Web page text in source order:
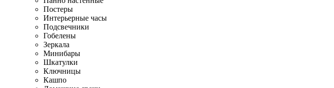
Постеры
Интерьерные часы
Подсвечники
Гобелены
Зеркала
Минибары
Шкатулки
Ключницы
Кашпо